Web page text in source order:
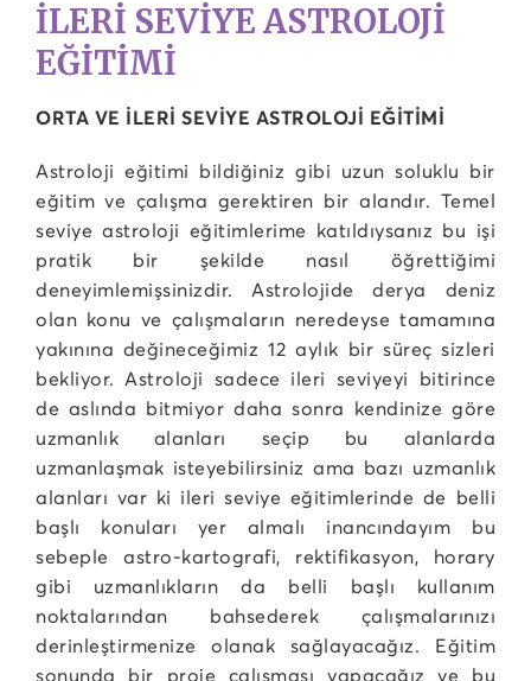
İLERİ SEVİYE ASTROLOJİ
EĞİTİMİ
ORTA VE İLERİ SEVİYE ASTROLOJİ EĞİTİMİ
Astroloji eğitimi bildiğiniz gibi uzun soluklu bir
eğitim ve çalışma gerektiren bir alandır. Temel
seviye astroloji eğitimlerime katıldıysanız bu işi
pratik bir şekilde nasıl öğrettiğimi
deneyimlemişsinizdir. Astrolojide derya deniz
olan konu ve çalışmaların neredeyse tamamına
yakınına değineceğimiz 12 aylık bir süreç sizleri
bekliyor. Astroloji sadece ileri seviyeyi bitirince
de aslında bitmiyor daha sonra kendinize göre
uzmanlık alanları seçip bu alanlarda
uzmanlaşmak isteyebilirsiniz ama bazı uzmanlık
alanları var ki ileri seviye eğitimlerinde de belli
başlı konuları yer almalı inancındayım bu
sebeple astro-kartografi, rektifikasyon, horary
gibi uzmanlıkların da belli başlı kullanım
noktalarından bahsederek çalışmalarınızı
derinleştirmenize olanak sağlayacağız. Eğitim
sonunda bir proje çalışması yapacağız ve bu